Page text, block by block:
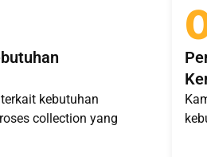
kebutuhan
collection yang